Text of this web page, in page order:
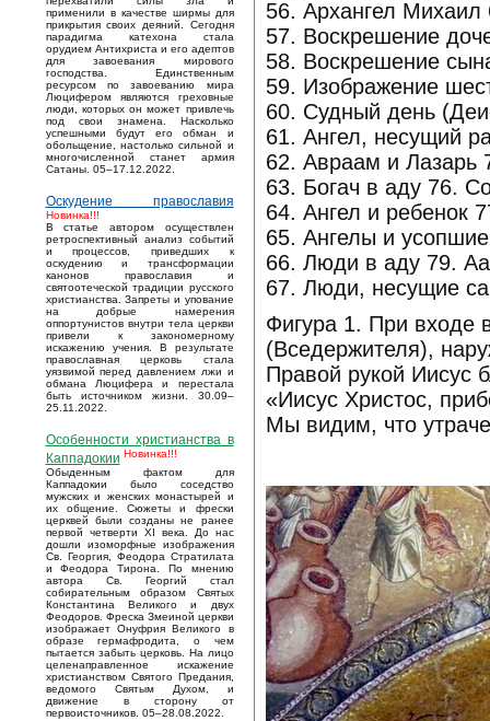
применили в качестве ширмы для
прикрытия своих деяний. Сегодня
парадигма катехона стала
орудием Антихриста и его адептов
для завоевания мирового
господства. Единственным
ресурсом по завоеванию мира
Люцифером являются греховные
люди, которых он может привлечь
под свои знамена. Насколько
успешными будут его обман и
обольщение, настолько сильной и
многочисленной станет армия
Сатаны. 05–17.12.2022.
Оскудение православия
Новинка!!!
В статье автором осуществлен
ретроспективный анализ событий
и процессов, приведших к
оскудению и трансформации
канонов православия и
святоотеческой традиции русского
христианства. Запреты и упование
на добрые намерения
оппортунистов внутри тела церкви
привели к закономерному
искажению учения. В результате
православная церковь стала
уязвимой перед давлением лжи и
обмана Люцифера и перестала
быть источником жизни. 30.09–
25.11.2022.
Особенности христианства в
Каппадокии Новинка!!!
Обыденным фактом для
Каппадокии было соседство
мужских и женских монастырей и
их общение. Сюжеты и фрески
церквей были созданы не ранее
первой четверти XI века. До нас
дошли изоморфные изображения
Св. Георгия, Феодора Стратилата
и Феодора Тирона. По мнению
автора Св. Георгий стал
собирательным образом Святых
Константина Великого и двух
Феодоров. Фреска Змеиной церкви
изображает Онуфрия Великого в
образе гермафродита, о чем
пытается забыть церковь. На лицо
целенаправленное искажение
христианством Святого Предания,
ведомого Святым Духом, и
движение в сторону от
первоисточников. 05–28.08.2022.
56. Архангел
57. Воскрешение
58. Воскрешение
59. Изображение
60. Судный день
61. Ангел, несущий
62. Авраам и Лазарь
63. Богач в аду 76.
64. Ангел и ребенок
65. Ангелы и
66. Люди в аду 79.
67. Люди, несущие
Фигура 1. При входе
(Вседержителя),
Правой рукой Иисус
«Иисус Христос,
Мы видим, что